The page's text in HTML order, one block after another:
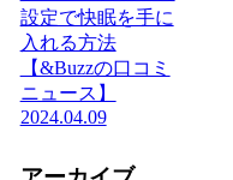
設定で快眠を手に
入れる方法
【&Buzzの口コミ
ニュース】
2024.04.09